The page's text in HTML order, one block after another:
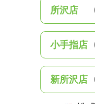
所沢店
小手指店
新所沢店